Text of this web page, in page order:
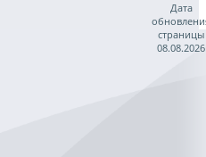
Дата
страницы
08.08.2026